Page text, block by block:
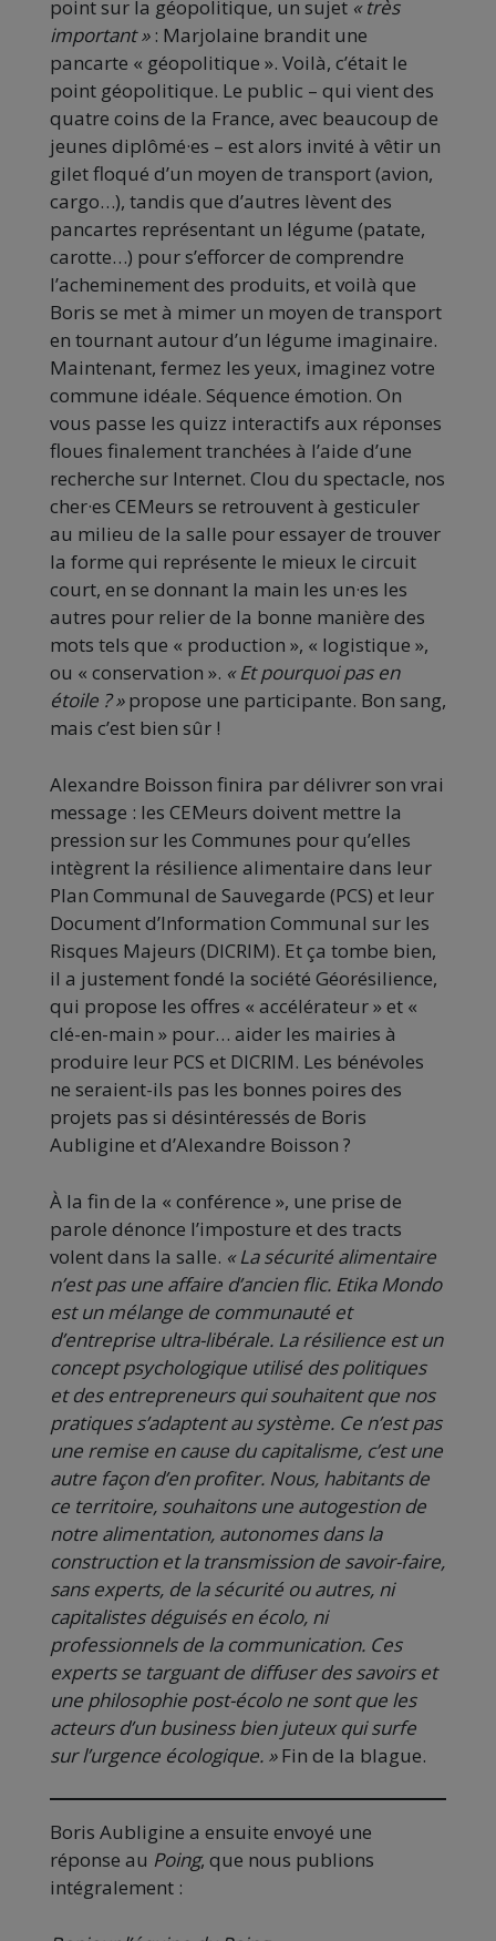
point sur la géopolitique, un sujet « très
important »: Marjolaine brandit une
pancarte « géopolitique ». Voilà, c’était le
point géopolitique. Le public – qui vient des
quatre coins de la France, avec beaucoup de
jeunes diplômé·es – est alors invité à vêtir un
gilet floqué d’un moyen de transport (avion,
cargo…), tandis que d’autres lèvent des
pancartes représentant un légume (patate,
carotte…) pour s’efforcer de comprendre
l’acheminement des produits, et voilà que
Boris se met à mimer un moyen de transport
en tournant autour d’un légume imaginaire.
Maintenant, fermez les yeux, imaginez votre
commune idéale. Séquence émotion. On
vous passe les quizz interactifs aux réponses
floues finalement tranchées à l’aide d’une
recherche sur Internet. Clou du spectacle, nos
cher·es CEMeurs se retrouvent à gesticuler
au milieu de la salle pour essayer de trouver
la forme qui représente le mieux le circuit
court, en se donnant la main les un·es les
autres pour relier de la bonne manière des
mots tels que « production », « logistique »,
ou « conservation ». « Et pourquoi pas en
étoile ? »propose une participante. Bon sang,
mais c’est bien sûr !
Alexandre Boisson finira par délivrer son vrai
message : les CEMeurs doivent mettre la
pression sur les Communes pour qu’elles
intègrent la résilience alimentaire dans leur
Plan Communal de Sauvegarde (PCS) et leur
Document d’Information Communal sur les
Risques Majeurs (DICRIM). Et ça tombe bien,
il a justement fondé la société Géorésilience,
qui propose les offres « accélérateur » et «
clé-en-main » pour… aider les mairies à
produire leur PCS et DICRIM. Les bénévoles
ne seraient-ils pas les bonnes poires des
projets pas si désintéressés de Boris
Aubligine et d’Alexandre Boisson ?
À la fin de la « conférence », une prise de
parole dénonce l’imposture et des tracts
volent dans la salle. « La sécurité alimentaire
n’est pas une affaire d’ancien flic. Etika Mondo
est un mélange de communauté et
d’entreprise ultra-libérale. La résilience est un
concept psychologique utilisé des politiques
et des entrepreneurs qui souhaitent que nos
pratiques s’adaptent au système. Ce n’est pas
une remise en cause du capitalisme, c’est une
autre façon d’en profiter. Nous, habitants de
ce territoire, souhaitons une autogestion de
notre alimentation, autonomes dans la
construction et la transmission de savoir-faire,
sans experts, de la sécurité ou autres, ni
capitalistes déguisés en écolo, ni
professionnels de la communication. Ces
experts se targuant de diffuser des savoirs et
une philosophie post-écolo ne sont que les
acteurs d’un business bien juteux qui surfe
sur l’urgence écologique. »Fin de la blague.
Boris Aubligine a ensuite envoyé une
réponse au Poing, que nous publions
intégralement :